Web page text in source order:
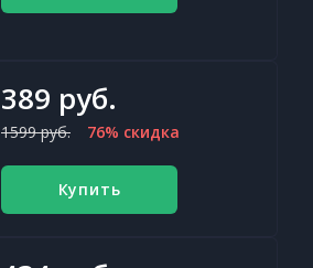
389 руб.
1599 руб. 76% скидка
Купить